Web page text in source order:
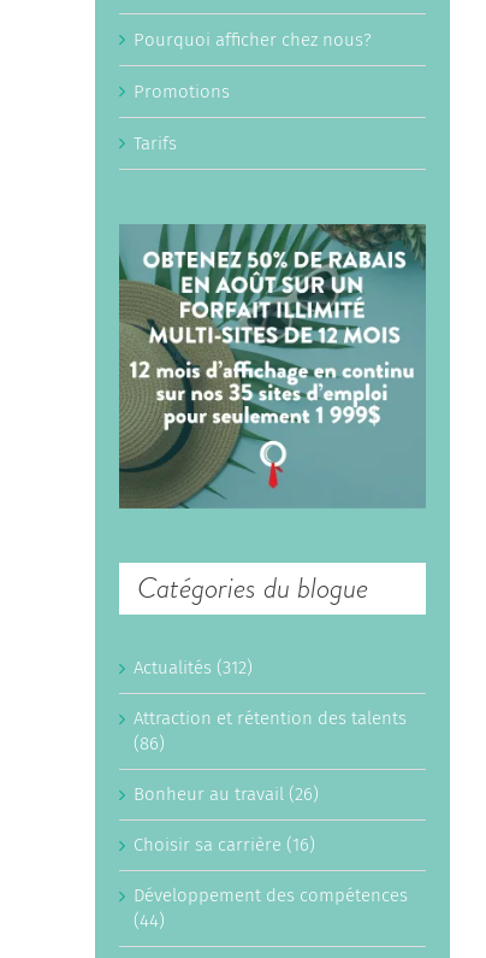
Pourquoi afficher chez nous?
Promotions
Tarifs
Catégories du blogue
Actualités (312)
Attraction et rétention des talents
(86)
Bonheur au travail (26)
Choisir sa carrière (16)
Développement des compétences
(44)